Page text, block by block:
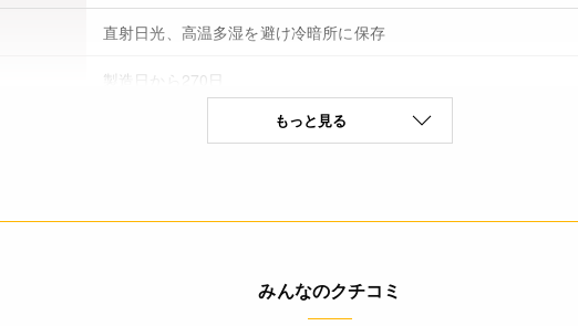
直射日光、高温多湿を避け冷暗所に保存
製造日から270日
* 本品加工所では、小麦・卵・乳成分・そば・落花生・えび・か
(100g当たり) エネルギー 340kcal たんぱく質 0g 脂質 0g 炭水化
もっと見る
みんなのクチコミ